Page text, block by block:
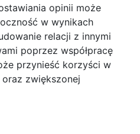
opinii może
w wynikach
relacji z innymi
poprzez współpracę
przynieść korzyści w
zwiększonej